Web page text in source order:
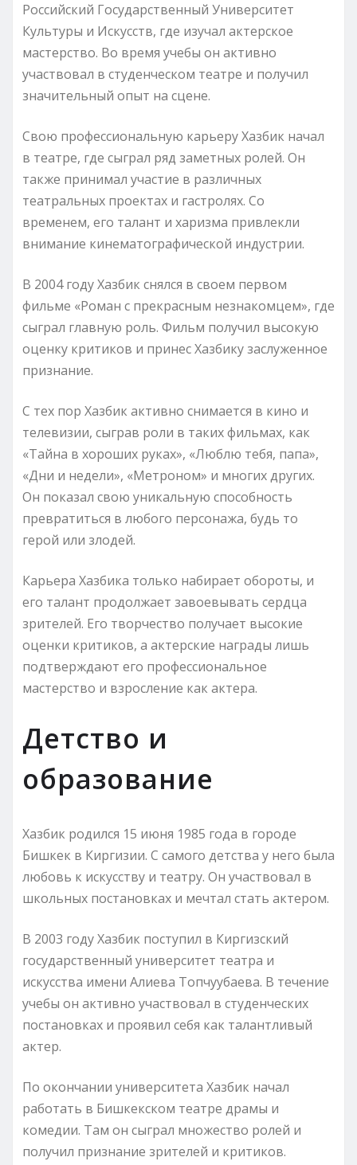
Российский Государственный Университет
Культуры и Искусств, где изучал актерское
мастерство. Во время учебы он активно
участвовал в студенческом театре и получил
значительный опыт на сцене.
Свою профессиональную карьеру Хазбик начал
в театре, где сыграл ряд заметных ролей. Он
также принимал участие в различных
театральных проектах и гастролях. Со
временем, его талант и харизма привлекли
внимание кинематографической индустрии.
В 2004 году Хазбик снялся в своем первом
фильме «Роман с прекрасным незнакомцем», где
сыграл главную роль. Фильм получил высокую
оценку критиков и принес Хазбику заслуженное
признание.
С тех пор Хазбик активно снимается в кино и
телевизии, сыграв роли в таких фильмах, как
«Тайна в хороших руках», «Люблю тебя, папа»,
«Дни и недели», «Метроном» и многих других.
Он показал свою уникальную способность
превратиться в любого персонажа, будь то
герой или злодей.
Карьера Хазбика только набирает обороты, и
его талант продолжает завоевывать сердца
зрителей. Его творчество получает высокие
оценки критиков, а актерские награды лишь
подтверждают его профессиональное
мастерство и взросление как актера.
Детство и
образование
Хазбик родился 15 июня 1985 года в городе
Бишкек в Киргизии. С самого детства у него была
любовь к искусству и театру. Он участвовал в
школьных постановках и мечтал стать актером.
В 2003 году Хазбик поступил в Киргизский
государственный университет театра и
искусства имени Алиева Топчуубаева. В течение
учебы он активно участвовал в студенческих
постановках и проявил себя как талантливый
актер.
По окончании университета Хазбик начал
работать в Бишкекском театре драмы и
комедии. Там он сыграл множество ролей и
получил признание зрителей и критиков.